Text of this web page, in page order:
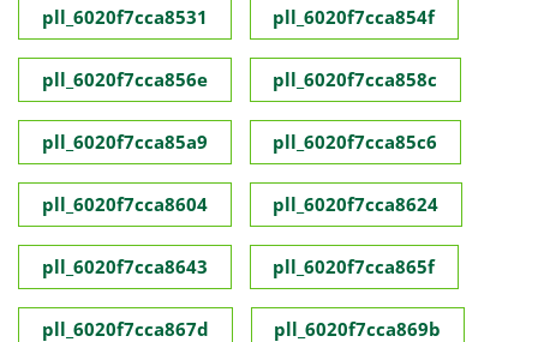
pll_6020f7cca8531 pll_6020f7cca854f
pll_6020f7cca856e pll_6020f7cca858c
pll_6020f7cca85a9 pll_6020f7cca85c6
pll_6020f7cca8604 pll_6020f7cca8624
pll_6020f7cca8643 pll_6020f7cca865f
pll_6020f7cca867d pll_6020f7cca869b